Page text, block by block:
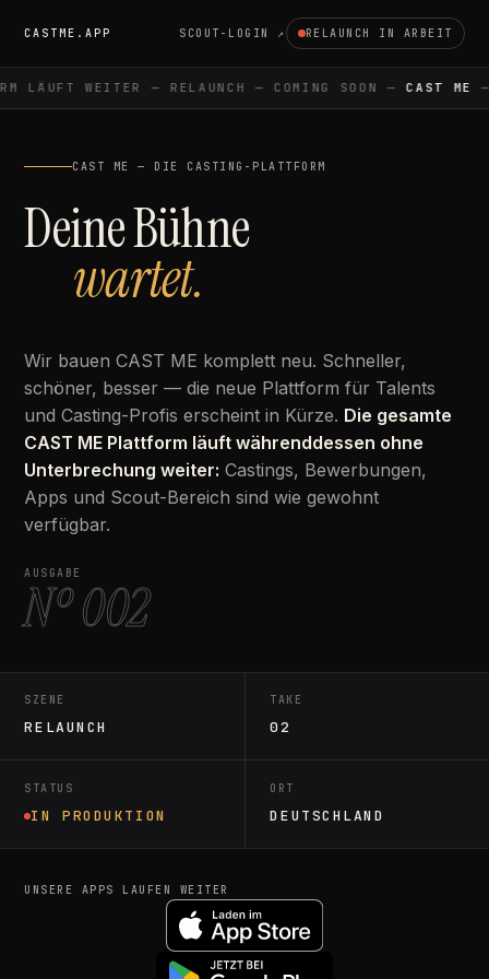
CASTME.APP SCOUT-LOGIN ↗ RELAUNCH IN ARBEIT
LÄUFT WEITER — RELAUNCH — COMING SOON — CAST ME—
CAST ME — DIE CASTING-PLATTFORM
Deine Bühne
wartet.
Wir bauen CAST ME komplett neu. Schneller,
schöner, besser — die neue Plattform für Talents
und Casting-Profis erscheint in Kürze. Die gesamte
CAST ME Plattform läuft währenddessen ohne
Unterbrechung weiter: Castings, Bewerbungen,
Apps und Scout-Bereich sind wie gewohnt
verfügbar.
AUSGABE
Nº 002
SZENE
RELAUNCH
TAKE
02
STATUS
IN PRODUKTION
ORT
DEUTSCHLAND
UNSERE APPS LAUFEN WEITER